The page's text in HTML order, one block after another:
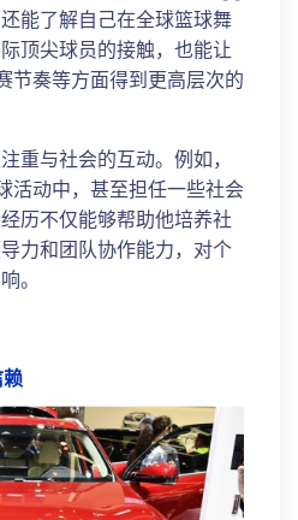
能了解自己在全球篮球舞
顶尖球员的接触，也能让
节奏等方面得到更高层次的
重与社会的互动。例如，
活动中，甚至担任一些社会
历不仅能够帮助他培养社
力和团队协作能力，对个
。
赖